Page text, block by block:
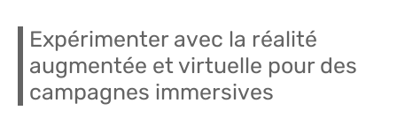
Expérimenter avec la réalité
augmentée et virtuelle pour des
campagnes immersives